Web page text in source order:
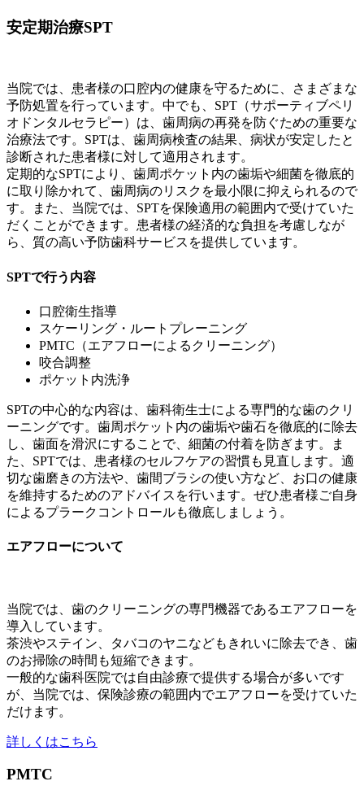
安定期治療SPT
当院では、患者様の口腔内の健康を守るために、さまざまな
予防処置を行っています。中でも、SPT（サポーティブペリ
オドンタルセラピー）は、歯周病の再発を防ぐための重要な
治療法です。SPTは、歯周病検査の結果、病状が安定したと
診断された患者様に対して適用されます。
定期的なSPTにより、歯周ポケット内の歯垢や細菌を徹底的
に取り除かれて、歯周病のリスクを最小限に抑えられるので
す。また、当院では、SPTを保険適用の範囲内で受けていた
だくことができます。患者様の経済的な負担を考慮しなが
ら、質の高い予防歯科サービスを提供しています。
SPTで行う内容
口腔衛生指導
スケーリング・ルートプレーニング
PMTC（エアフローによるクリーニング）
咬合調整
ポケット内洗浄
SPTの中心的な内容は、歯科衛生士による専門的な歯のクリ
ーニングです。歯周ポケット内の歯垢や歯石を徹底的に除去
し、歯面を滑沢にすることで、細菌の付着を防ぎます。ま
た、SPTでは、患者様のセルフケアの習慣も見直します。適
切な歯磨きの方法や、歯間ブラシの使い方など、お口の健康
を維持するためのアドバイスを行います。ぜひ患者様ご自身
によるプラークコントロールも徹底しましょう。
エアフローについて
当院では、歯のクリーニングの専門機器であるエアフローを
導入しています。
茶渋やステイン、タバコのヤニなどもきれいに除去でき、歯
のお掃除の時間も短縮できます。
一般的な歯科医院では自由診療で提供する場合が多いです
が、当院では、保険診療の範囲内でエアフローを受けていた
だけます。
詳しくはこちら
PMTC